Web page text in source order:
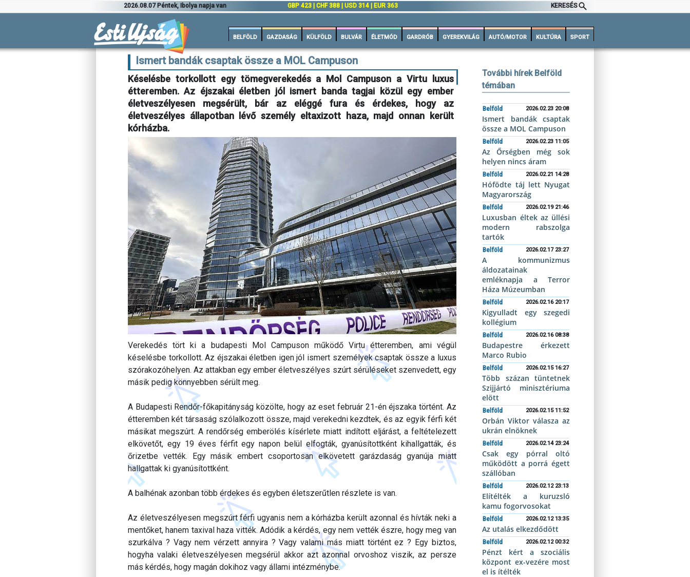
2026.08.07 Péntek, Ibolya napja van GBP 423 | CHF 388 | USD 314 | EUR 363 KERESÉS
BELFÖLD GAZDASÁG KÜLFÖLD BULVÁR ÉLETMÓD GARDRÓB GYEREKVILÁG AUTÓ/MOTOR KULTÚRA SPORT
Ismert bandák csaptak össze a MOL Campuson
Késelésbe torkollott egy tömegverekedés a Mol Campuson a Virtu luxus
étteremben. Az éjszakai életben jól ismert banda tagjai közül egy ember
életveszélyesen megsérült, bár az eléggé fura és érdekes, hogy az
életveszélyes állapotban lévő személy eltaxizott haza, majd onnan került
kórházba.
Verekedés tört ki a budapesti Mol Campuson működő Virtu étteremben, ami végül
késelésbe torkollott. Az éjszakai életben igen jól ismert személyek csaptak össze a luxus
szórakozóhelyen. Az attakban egy ember életveszélyes szúrt sérüléseket szenvedett, egy
másik pedig könnyebben sérült meg.
A Budapesti Rendőr-főkapitányság közölte, hogy az eset február 21-én éjszaka történt. Az
étteremben két társaság szólalkozott össze, majd verekedni kezdtek, és az egyik férfi két
másikat megszúrt. A rendőrség emberölés kísérlete miatt indított eljárást, a feltételezett
elkövetőt, egy 19 éves férfit egy napon belül elfogták, gyanúsítottként kihallgatták, és
őrizetbe vették. Egy másik embert csoportosan elkövetett garázdaság gyanúja miatt
hallgattak ki gyanúsítottként.
A balhénak azonban több érdekes és egyben életszerűtlen részlete is van.
Az életveszélyesen megszúrt férfi ugyanis nem a kórházba került azonnal és hívták neki a
mentőket, hanem taxival haza vitték. Adódik a kérdés, egy nem vették észre, hogy meg van
szurkálva ? Vagy nem vérzett annyira ? Vagy valami más miatt történt ez ? Egy biztos,
hogyha valaki életveszélyesen megsérül akkor azt azonnal orvoshoz viszik, az persze
más kérdés, hogy magán dokihoz vagy állami intézménybe.
További hírek Belföld
témában
Belföld 2026.02.23 20:08
Ismert bandák csaptak
össze a MOL Campuson
Belföld 2026.02.23 11:05
Az Őrségben még sok
helyen nincs áram
Belföld 2026.02.21 14:28
Hófödte táj lett Nyugat
Magyarország
Belföld 2026.02.19 21:46
Luxusban éltek az üllési
modern rabszolga
tartók
Belföld 2026.02.17 23:27
A kommunizmus
áldozatainak
emléknapja a Terror
Háza Múzeumban
Belföld 2026.02.16 20:17
Kigyulladt egy szegedi
kollégium
Belföld 2026.02.16 08:38
Budapestre érkezett
Marco Rubio
Belföld 2026.02.15 16:27
Több százan tüntetnek
Szijjártó minisztériuma
elött
Belföld 2026.02.15 11:52
Orbán Viktor válasza az
ukrán elnöknek
Belföld 2026.02.14 23:24
Csak egy pórral oltó
működött a porrá égett
szállóban
Belföld 2026.02.12 23:13
Elítélték a kuruzsló
kamu fogorvosokat
Belföld 2026.02.12 13:35
Az utalás elkezdődött
Belföld 2026.02.12 00:32
Pénzt kért a szociális
központ ex-vezére most
el is ítélték